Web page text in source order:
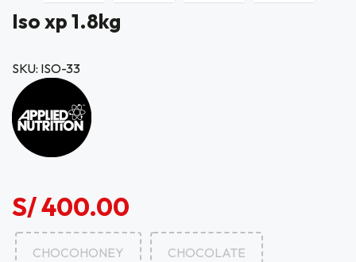
Iso xp 1.8kg
SKU: ISO-33
S/ 400.00
CHOCOHONEY CHOCOLATE